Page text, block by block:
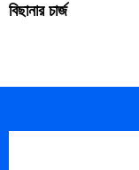
বিছানার চার্জ